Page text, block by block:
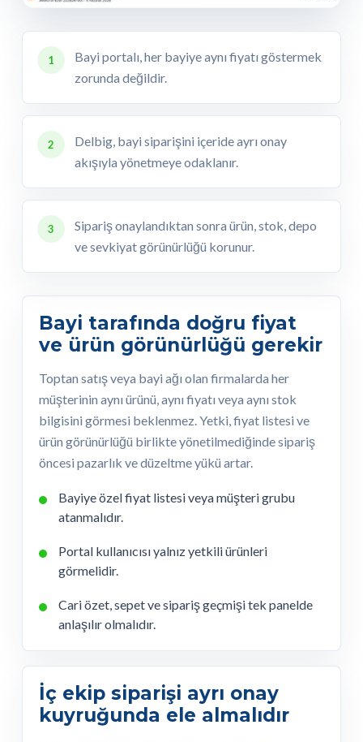
1
Bayi portalı, her bayiye aynı fiyatı göstermek
zorunda değildir.
2
Delbig, bayi siparişini içeride ayrı onay
akışıyla yönetmeye odaklanır.
3
Sipariş onaylandıktan sonra ürün, stok, depo
ve sevkiyat görünürlüğü korunur.
Bayi tarafında doğru fiyat
ve ürün görünürlüğü gerekir
Toptan satış veya bayi ağı olan firmalarda her
müşterinin aynı ürünü, aynı fiyatı veya aynı stok
bilgisini görmesi beklenmez. Yetki, fiyat listesi ve
ürün görünürlüğü birlikte yönetilmediğinde sipariş
öncesi pazarlık ve düzeltme yükü artar.
Bayiye özel fiyat listesi veya müşteri grubu
atanmalıdır.
Portal kullanıcısı yalnız yetkili ürünleri
görmelidir.
Cari özet, sepet ve sipariş geçmişi tek panelde
anlaşılır olmalıdır.
İç ekip siparişi ayrı onay
kuyruğunda ele almalıdır